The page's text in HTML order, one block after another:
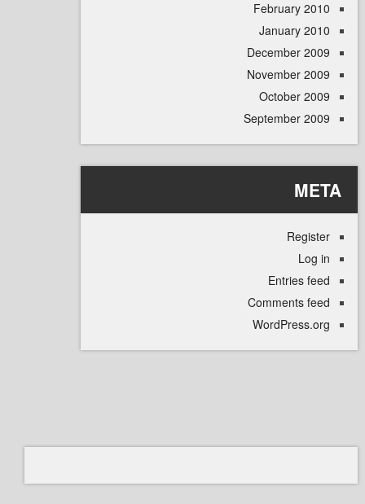
February
January
December
November
October
September
Entries
Comments